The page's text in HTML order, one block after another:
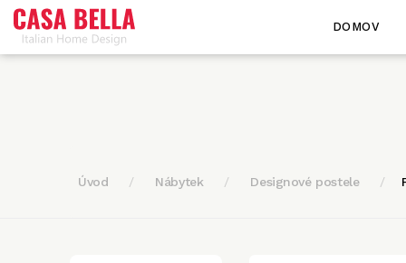
DOMOV
Úvod Nábytek Designové postele